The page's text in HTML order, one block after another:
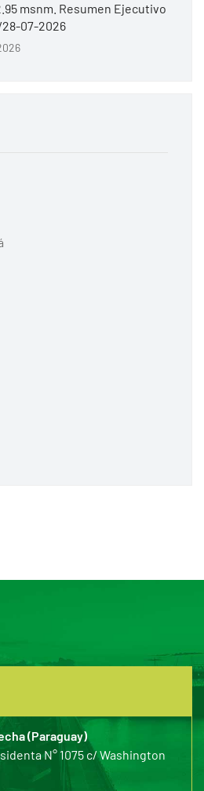
msnm. Resumen Ejecutivo
28-07-2026
(Paraguay)
N° 1075 c/ Washington